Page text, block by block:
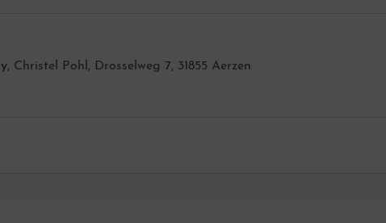
, Christel Pohl, Drosselweg 7, 31855 Aerzen